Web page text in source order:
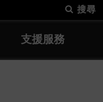
搜尋
支援服務